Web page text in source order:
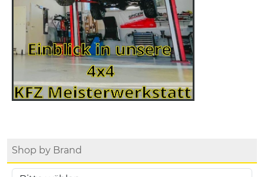
Shop by Brand